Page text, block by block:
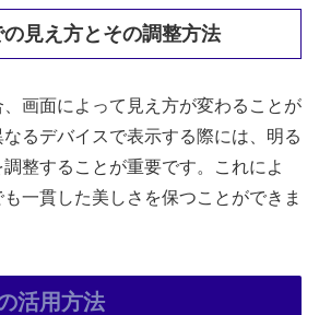
見え方とその調整方法
画面によって見え方が変わることが
るデバイスで表示する際には、明る
整することが重要です。これによ
一貫した美しさを保つことができま
活用方法